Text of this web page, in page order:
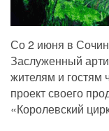
Со 2 июня в
Заслуженный
жителям и гостям
проект своего
«Королевский